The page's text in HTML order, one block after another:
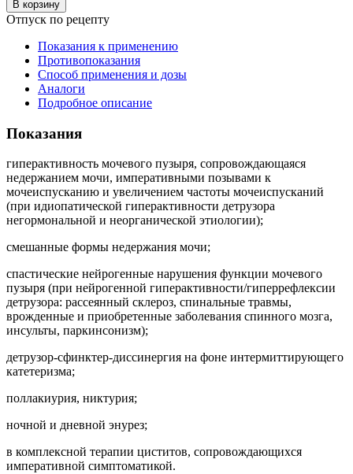
В корзину
Отпуск по рецепту
Показания к применению
Противопоказания
Способ применения и дозы
Аналоги
Подробное описание
Показания
гиперактивность мочевого пузыря, сопровождающаяся
недержанием мочи, императивными позывами к
мочеиспусканию и увеличением частоты мочеиспусканий
(при идиопатической гиперактивности детрузора
негормональной и неорганической этиологии);
смешанные формы недержания мочи;
спастические нейрогенные нарушения функции мочевого
пузыря (при нейрогенной гиперактивности/гиперрефлексии
детрузора: рассеянный склероз, спинальные травмы,
врожденные и приобретенные заболевания спинного мозга,
инсульты, паркинсонизм);
детрузор-сфинктер-диссинергия на фоне интермиттирующего
катетеризма;
поллакиурия, никтурия;
ночной и дневной энурез;
в комплексной терапии циститов, сопровождающихся
императивной симптоматикой.